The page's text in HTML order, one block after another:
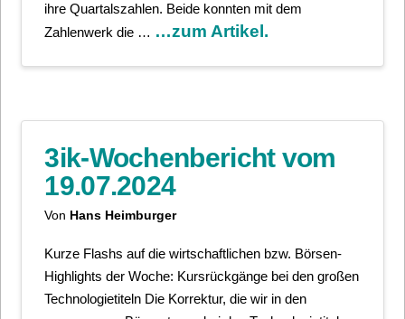
ihre Quartalszahlen. Beide konnten mit dem
Zahlenwerk die … …zum Artikel.
3ik-Wochenbericht vom
19.07.2024
Von Hans Heimburger
Kurze Flashs auf die wirtschaftlichen bzw. Börsen-
Highlights der Woche: Kursrückgänge bei den großen
Technologietiteln Die Korrektur, die wir in den